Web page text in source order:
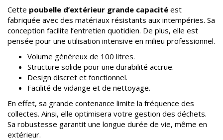
Cette poubelle d’extérieur grande capacité est
fabriquée avec des matériaux résistants aux intempéries. Sa
conception facilite l’entretien quotidien. De plus, elle est
pensée pour une utilisation intensive en milieu professionnel.
Volume généreux de 100 litres.
Structure solide pour une durabilité accrue.
Design discret et fonctionnel.
Facilité de vidange et de nettoyage.
En effet, sa grande contenance limite la fréquence des
collectes. Ainsi, elle optimisera votre gestion des déchets.
Sa robustesse garantit une longue durée de vie, même en
extérieur.